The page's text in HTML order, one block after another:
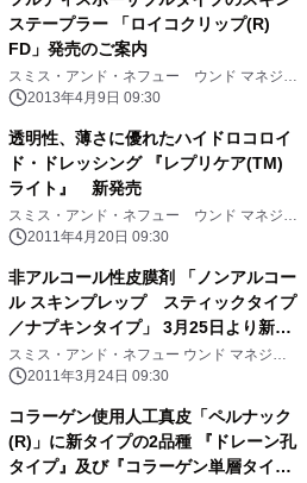
ステープラー 「ロイコクリップ(R)
FD」発売のご案内
スミス・アンド・ネフュー ウンド マネジメ
ント株式会社
2013年4月9日 09:30
透明性、薄さに優れたハイドロコロイ
ド・ドレッシング 『レプリケア(TM)
ライト』 新発売
スミス・アンド・ネフュー ウンド マネジメ
ント株式会社
2011年4月20日 09:30
非アルコール性皮膜剤 「ノンアルコー
ル スキンプレップ スティックタイプ
／ナプキンタイプ」 3月25日より新発
売
スミス・アンド・ネフュー ウンド マネジメ
ント株式会社
2011年3月24日 09:30
コラーゲン使用人工真皮「ペルナック
(R)」に新タイプの2品種 『ドレーン孔
タイプ』及び『コラーゲン単層タイ